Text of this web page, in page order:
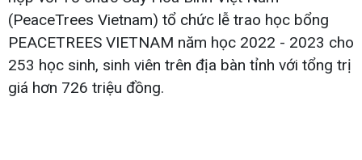
(PeaceTrees Vietnam) tổ chức lễ trao học bổng
PEACETREES VIETNAM năm học 2022 - 2023 cho
253 học sinh, sinh viên trên địa bàn tỉnh với tổng trị
giá hơn 726 triệu đồng.